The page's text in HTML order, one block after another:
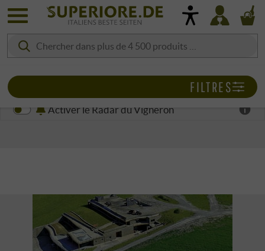
Activer le Radar du Vigneron
FILTRES